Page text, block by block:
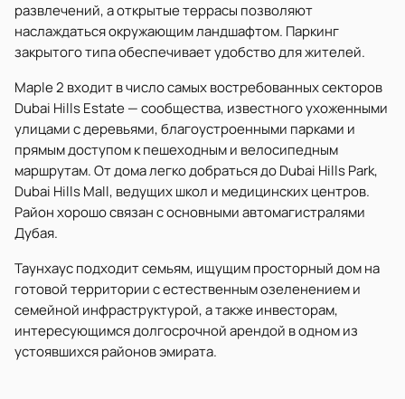
развлечений, а открытые террасы позволяют
наслаждаться окружающим ландшафтом. Паркинг
закрытого типа обеспечивает удобство для жителей.
Maple 2 входит в число самых востребованных секторов
Dubai Hills Estate — сообщества, известного ухоженными
улицами с деревьями, благоустроенными парками и
прямым доступом к пешеходным и велосипедным
маршрутам. От дома легко добраться до Dubai Hills Park,
Dubai Hills Mall, ведущих школ и медицинских центров.
Район хорошо связан с основными автомагистралями
Дубая.
Таунхаус подходит семьям, ищущим просторный дом на
готовой территории с естественным озеленением и
семейной инфраструктурой, а также инвесторам,
интересующимся долгосрочной арендой в одном из
устоявшихся районов эмирата.